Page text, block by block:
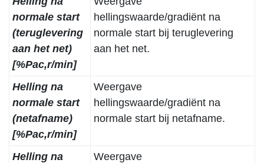
normale start
(teruglevering
aan het net)
[%Pac,r/min]
hellingswaarde/gradiënt na
normale start bij teruglevering
aan het net.
Helling na
normale start
(netafname)
[%Pac,r/min]
Weergave
hellingswaarde/gradiënt na
normale start bij netafname.
Helling na
Weergave